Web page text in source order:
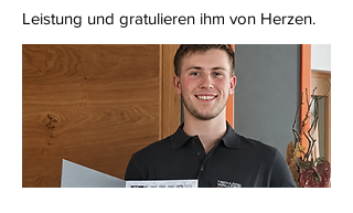
Leistung und gratulieren ihm von Herzen.